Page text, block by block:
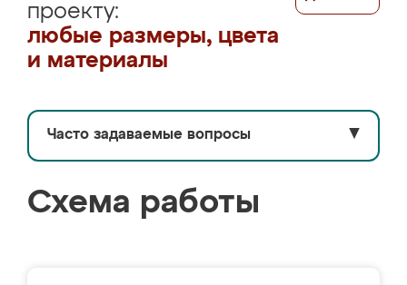
проекту:
любые размеры, цвета
и материалы
Часто задаваемые вопросы ▼
Схема работы